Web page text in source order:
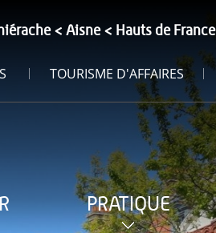
Aisne Hauts de France
TOURISME D'AFFAIRES
PRATIQUE